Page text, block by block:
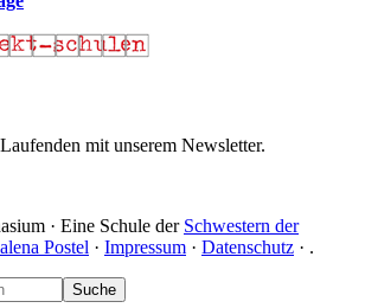
mit unserem Newsletter.
· Eine Schule der Schwestern der
Postel · Impressum · Datenschutz · .